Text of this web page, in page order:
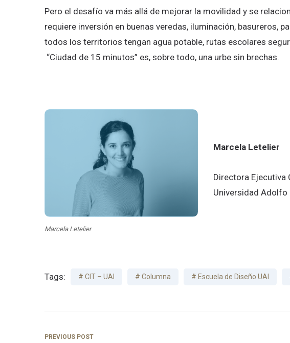
Pero el desafío va más allá de mejorar la movilidad y se
requiere inversión en buenas veredas, iluminación, basureros,
todos los territorios tengan agua potable, rutas escolares
“Ciudad de 15 minutos” es, sobre todo, una urbe sin brechas.
Marcela Letelier
Marcela Letelier
Directora Ejecutiva
Universidad Adolfo
Tags: CIT – UAI Columna Escuela de Diseño UAI
PREVIOUS POST